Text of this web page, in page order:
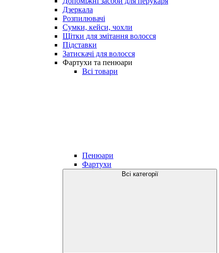
Дзеркала
Розпилювачі
Сумки, кейси, чохли
Щітки для змітання волосся
Підставки
Затискачі для волосся
Фартухи та пенюари
Всі товари
Пенюари
Фартухи
Всі категорії